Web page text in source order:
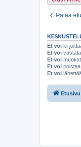
Palaa
Et voi
Et voi
Et voi
Et voi
Et voi
Etusivu